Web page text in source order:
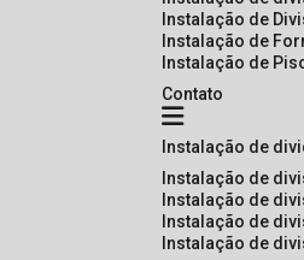
Instalação de
Instalação de
Instalação de
Contato
instalação de
instalação de
instalação de
instalação de
instalação de